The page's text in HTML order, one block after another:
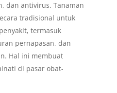
dan antivirus. Tanaman
tradisional untuk
termasuk
pernapasan, dan
Hal ini membuat
di pasar obat-